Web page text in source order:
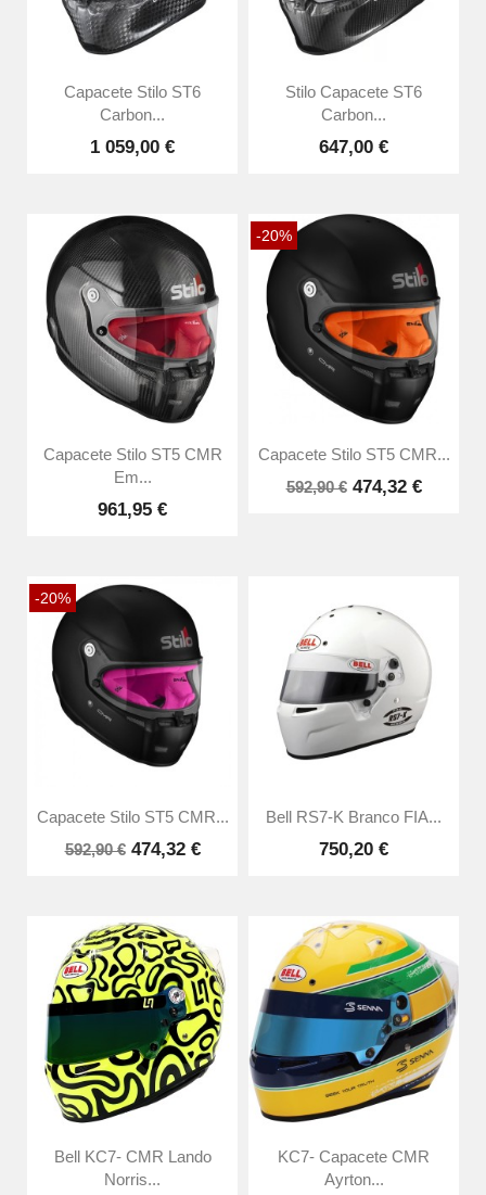
Capacete Stilo ST6
Carbon...
1 059,00 €
Stilo Capacete ST6
Carbon...
647,00 €
Capacete Stilo ST5 CMR
Em...
961,95 €
-20%
Capacete Stilo ST5 CMR...
592,90 € 474,32 €
-20%
Capacete Stilo ST5 CMR...
592,90 € 474,32 €
Bell RS7-K Branco FIA...
750,20 €
Bell KC7- CMR Lando
Norris...
KC7- Capacete CMR
Ayrton...